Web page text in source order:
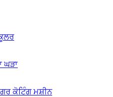
ਘੜਾ
ਕੋਟਿੰਗ ਮਸ਼ੀਨ